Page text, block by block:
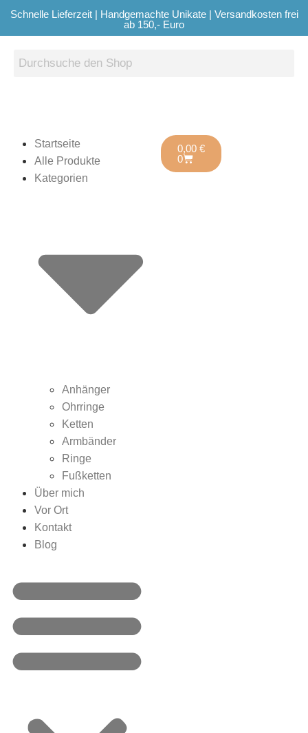
Schnelle Lieferzeit | Handgemachte Unikate | Versandkosten frei
ab 150,- Euro
Startseite
Alle Produkte
Kategorien
Anhänger
Ohrringe
Ketten
Armbänder
Ringe
Fußketten
Über mich
Vor Ort
Kontakt
Blog
0,00 €
0